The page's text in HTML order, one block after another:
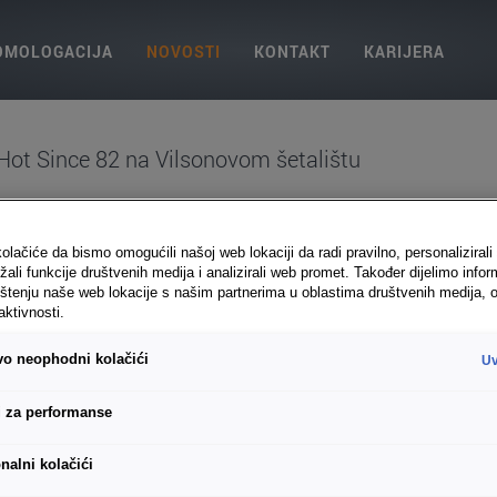
NOVOSTI KONTAKT KARIJERA
Since 82 na Vilsonovom šetalištu
vikend, muzička eksplozija na Vilsonovom šetalištu!
za pravu muzičku poslasticu na Vilsonovom šetalištu, gdje je
/ Hot Since 82 događaj. Ovaj nastup je definitivno obilježio prvi
lokacija za ovaj događaj, predstavljeno je kao novo mjesto za
od najljepših promenada u Sarajevu, ovaj događaj je bio još jedan
najvećeg filmskog festivala u regionu i šire, grad je bio
nevjerojatne energije i sjajne atmosfere u CUPRA duhu.
da bismo omogućili našoj web lokaciji da radi pravilno, personalizirali
funkcije društvenih medija i analizirali web promet. Također dijelimo
naše web lokacije s našim partnerima u oblastima društvenih medija,
neophodni kolačići
za performanse
kolačići